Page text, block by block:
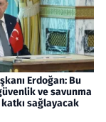
Erdoğan: Bu
ve savunma
sağlayacak